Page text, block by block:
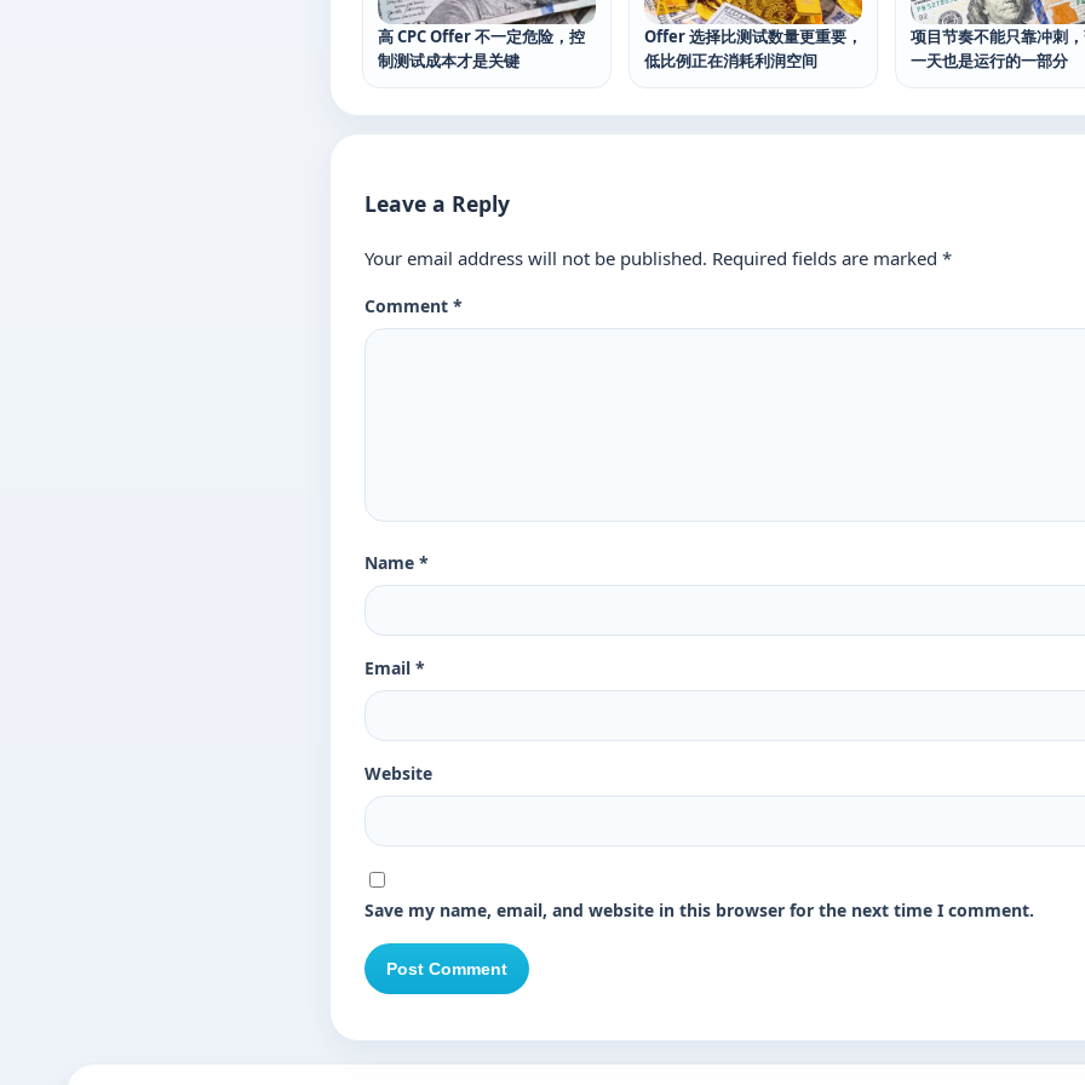
高 CPC Offer 不一定危险，控
制测试成本才是关键
Offer 选择比测试数量更重要，
低比例正在消耗利润空间
项目节奏不能只靠冲刺
一天也是运行的一部分
Leave a Reply
Your email address will not be published. Required fields are marked *
Comment *
Name *
Email *
Website
Save my name, email, and website in this browser for the next time I comment.